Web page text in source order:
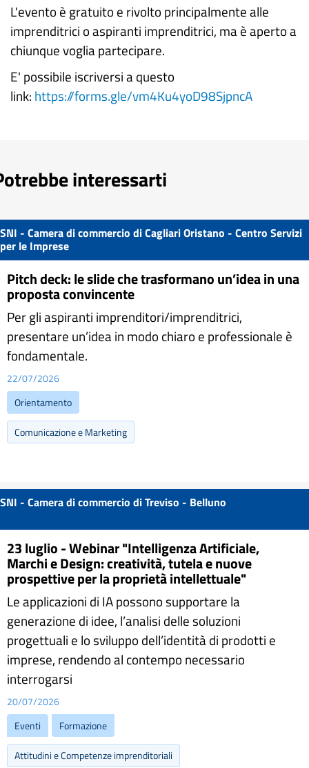
L'evento è gratuito e rivolto principalmente alle
imprenditrici o aspiranti imprenditrici, ma è aperto a
chiunque voglia partecipare.
E' possibile iscriversi a questo
link: https://forms.gle/vm4Ku4yoD98SjpncA
interessarti
SNI - Camera di commercio di Cagliari Oristano - Centro Servizi
per le Imprese
Pitch deck: le slide che trasformano un’idea in una
proposta convincente
Per gli aspiranti imprenditori/imprenditrici,
presentare un’idea in modo chiaro e professionale è
fondamentale.
22/07/2026
Orientamento
Comunicazione e Marketing
SNI - Camera di commercio di Treviso - Belluno
23 luglio - Webinar "Intelligenza Artificiale,
Marchi e Design: creatività, tutela e nuove
prospettive per la proprietà intellettuale"
Le applicazioni di IA possono supportare la
generazione di idee, l’analisi delle soluzioni
progettuali e lo sviluppo dell’identità di prodotti e
imprese, rendendo al contempo necessario
interrogarsi
20/07/2026
Eventi
Formazione
Attitudini e Competenze imprenditoriali